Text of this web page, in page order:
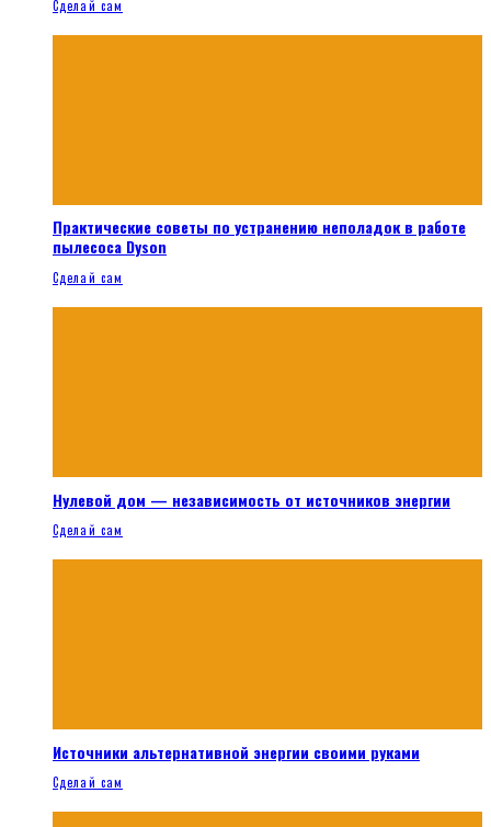
Сделай сам
Практические советы по устранению неполадок в работе
пылесоса Dyson
Сделай сам
Нулевой дом — независимость от источников энергии
Сделай сам
Источники альтернативной энергии своими руками
Сделай сам